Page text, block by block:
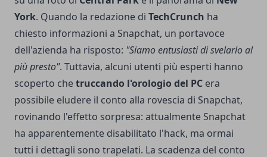
York. Quando la redazione di TechCrunch ha
chiesto informazioni a Snapchat, un portavoce
dell'azienda ha risposto: "Siamo entusiasti di svelarlo al
più presto". Tuttavia, alcuni utenti più esperti hanno
scoperto chetruccando l'orologio del PC era
possibile eludere il conto alla rovescia di Snapchat,
rovinando l'effetto sorpresa: attualmente Snapchat
ha apparentemente disabilitato l'hack, ma ormai
tutti i dettagli sono trapelati. La scadenza del conto